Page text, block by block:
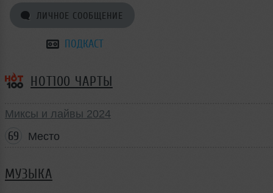
ЛИЧНОЕ СООБЩЕНИЕ
ПОДКАСТ
HOT100 ЧАРТЫ
Миксы и лайвы 2024
69 Место
МУЗЫКА